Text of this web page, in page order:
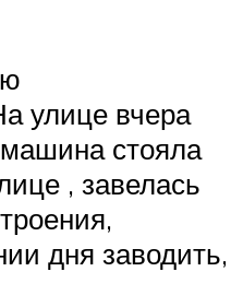
улице вчера
стояла
, завелась
дня заводить,